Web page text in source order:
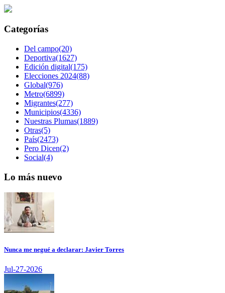
Categorías
Del campo(20)
Deportiva(1627)
Edición digital(175)
Elecciones 2024(88)
Global(976)
Metro(6899)
Migrantes(277)
Municipios(4336)
Nuestras Plumas(1889)
Otras(5)
País(2473)
Pero Dicen(2)
Social(4)
Lo más nuevo
Nunca me negué a declarar: Javier Torres
Jul-27-2026